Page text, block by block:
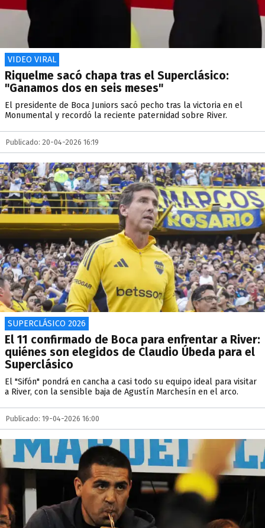
VIDEO VIRAL
Riquelme sacó chapa tras el Superclásico:
"Ganamos dos en seis meses"
El presidente de Boca Juniors sacó pecho tras la victoria en el
Monumental y recordó la reciente paternidad sobre River.
Publicado: 20-04-2026 16:19
SUPERCLÁSICO 2026
El 11 confirmado de Boca para enfrentar a River:
quiénes son elegidos de Claudio Úbeda para el
Superclásico
El "Sifón" pondrá en cancha a casi todo su equipo ideal para visitar
a River, con la sensible baja de Agustín Marchesín en el arco.
Publicado: 19-04-2026 16:00